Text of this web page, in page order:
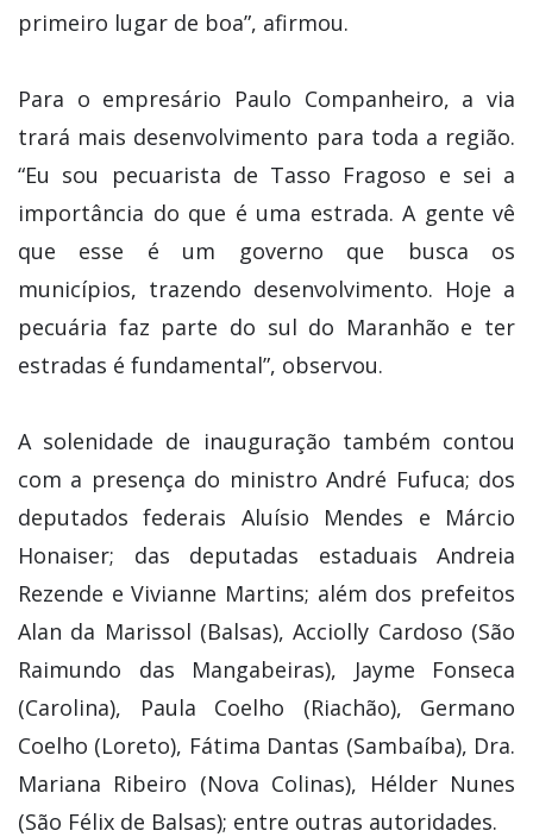
primeiro lugar de boa”, afirmou.
Para o empresário Paulo Companheiro, a via
trará mais desenvolvimento para toda a região.
“Eu sou pecuarista de Tasso Fragoso e sei a
importância do que é uma estrada. A gente vê
que esse é um governo que busca os
municípios, trazendo desenvolvimento. Hoje a
pecuária faz parte do sul do Maranhão e ter
estradas é fundamental”, observou.
A solenidade de inauguração também contou
com a presença do ministro André Fufuca; dos
deputados federais Aluísio Mendes e Márcio
Honaiser; das deputadas estaduais Andreia
Rezende e Vivianne Martins; além dos prefeitos
Alan da Marissol (Balsas), Acciolly Cardoso (São
Raimundo das Mangabeiras), Jayme Fonseca
(Carolina), Paula Coelho (Riachão), Germano
Coelho (Loreto), Fátima Dantas (Sambaíba), Dra.
Mariana Ribeiro (Nova Colinas), Hélder Nunes
(São Félix de Balsas); entre outras autoridades.